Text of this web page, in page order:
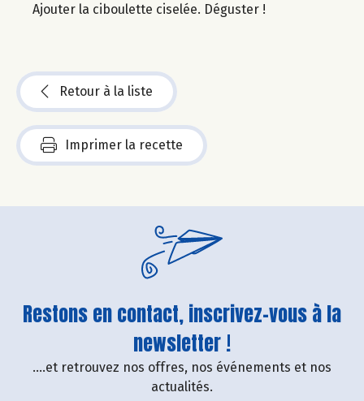
Ajouter la ciboulette ciselée. Déguster !
Retour à la liste
Imprimer la recette
Restons en contact, inscrivez-vous à la
newsletter !
....et retrouvez nos offres, nos événements et nos
actualités.